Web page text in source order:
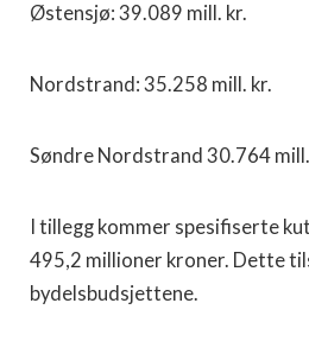
Østensjø: 39.089 mill. kr.
Nordstrand: 35.258 mill. kr.
Søndre Nordstrand 30.764
I tillegg kommer spesifiserte
495,2 millioner kroner. Dette
bydelsbudsjettene.